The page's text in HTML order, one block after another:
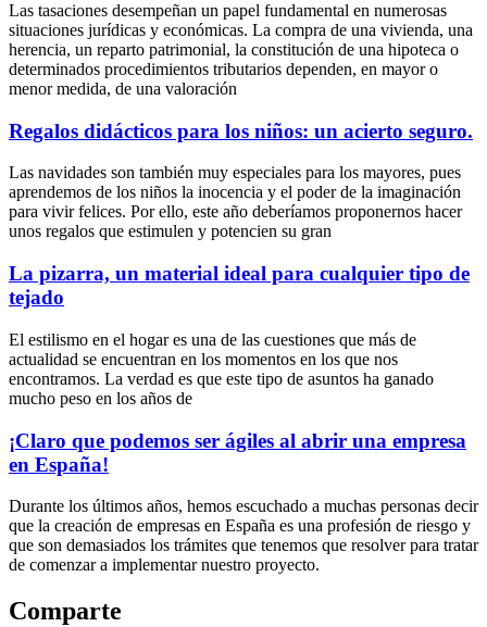
Las tasaciones desempeñan un papel fundamental en numerosas
situaciones jurídicas y económicas. La compra de una vivienda, una
herencia, un reparto patrimonial, la constitución de una hipoteca o
determinados procedimientos tributarios dependen, en mayor o
menor medida, de una valoración
Regalos didácticos para los niños: un acierto seguro.
Las navidades son también muy especiales para los mayores, pues
aprendemos de los niños la inocencia y el poder de la imaginación
para vivir felices. Por ello, este año deberíamos proponernos hacer
unos regalos que estimulen y potencien su gran
La pizarra, un material ideal para cualquier tipo de
tejado
El estilismo en el hogar es una de las cuestiones que más de
actualidad se encuentran en los momentos en los que nos
encontramos. La verdad es que este tipo de asuntos ha ganado
mucho peso en los años de
¡Claro que podemos ser ágiles al abrir una empresa
en España!
Durante los últimos años, hemos escuchado a muchas personas decir
que la creación de empresas en España es una profesión de riesgo y
que son demasiados los trámites que tenemos que resolver para tratar
de comenzar a implementar nuestro proyecto.
Comparte